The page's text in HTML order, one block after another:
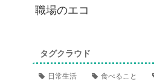
職場のエコ
タグクラウド
日常生活 食べること